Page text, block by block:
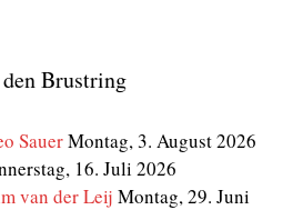
Brustring
SauerMontag, 3. August 2026
16. Juli 2026
van der Leij Montag, 29. Juni